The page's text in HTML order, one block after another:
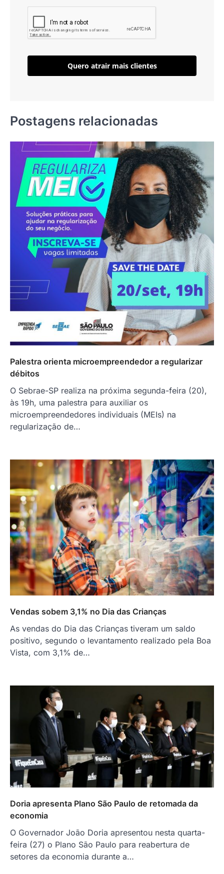
Quero atrair mais clientes
Postagens relacionadas
Palestra orienta microempreendedor a regularizar
débitos
O Sebrae-SP realiza na próxima segunda-feira (20),
às 19h, uma palestra para auxiliar os
microempreendedores individuais (MEIs) na
regularização de…
Vendas sobem 3,1% no Dia das Crianças
As vendas do Dia das Crianças tiveram um saldo
positivo, segundo o levantamento realizado pela Boa
Vista, com 3,1% de…
Doria apresenta Plano São Paulo de retomada da
economia
O Governador João Doria apresentou nesta quarta-
feira (27) o Plano São Paulo para reabertura de
setores da economia durante a…